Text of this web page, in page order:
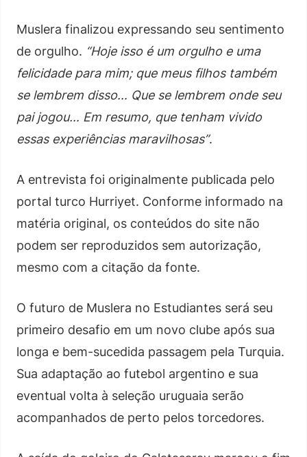
Muslera finalizou expressando seu sentimento
de orgulho. “Hoje isso é um orgulho e uma
felicidade para mim; que meus filhos também
se lembrem disso… Que se lembrem onde seu
pai jogou… Em resumo, que tenham vivido
essas experiências maravilhosas”.
A entrevista foi originalmente publicada pelo
portal turco Hurriyet. Conforme informado na
matéria original, os conteúdos do site não
podem ser reproduzidos sem autorização,
mesmo com a citação da fonte.
O futuro de Muslera no Estudiantes será seu
primeiro desafio em um novo clube após sua
longa e bem-sucedida passagem pela Turquia.
Sua adaptação ao futebol argentino e sua
eventual volta à seleção uruguaia serão
acompanhados de perto pelos torcedores.